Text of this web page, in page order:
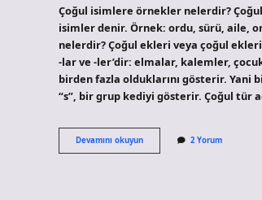
Çoğul isimlere örnekler nelerdir?
isimler denir. Örnek: ordu, sürü, aile,
nelerdir? Çoğul ekleri veya çoğul
-lar ve -ler’dir: elmalar, kalemler,
birden fazla olduklarını gösterir. Yani
“s”, bir grup kediyi gösterir. Çoğul tür
Devamını okuyunÇoğul
Adları
2 Yorum